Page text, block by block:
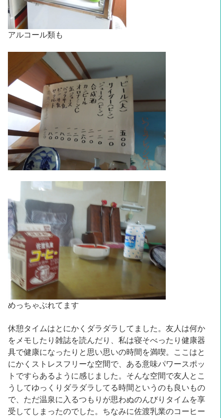
アルコール類も
めっちゃぶれてます
休憩タイムはとにかくダラダラしてました。友人は何か
をメモしたり雑誌を読んだり、私は寝そべったり健康器
具で健康になったりと思い思いの時間を満喫。ここはと
にかくストレスフリーな空間で、ある意味パワースポッ
トですらあるように感じました。そんな空間で友人とこ
うしてゆっくりダラダラしてる時間というのも良いもの
で、ただ温泉に入るつもりが思わぬのんびりタイムを享
受してしまったのでした。ちなみに佐渡乳業のコーヒー